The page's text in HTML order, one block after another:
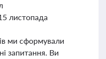
листопада
ми сформували
запитання. Ви